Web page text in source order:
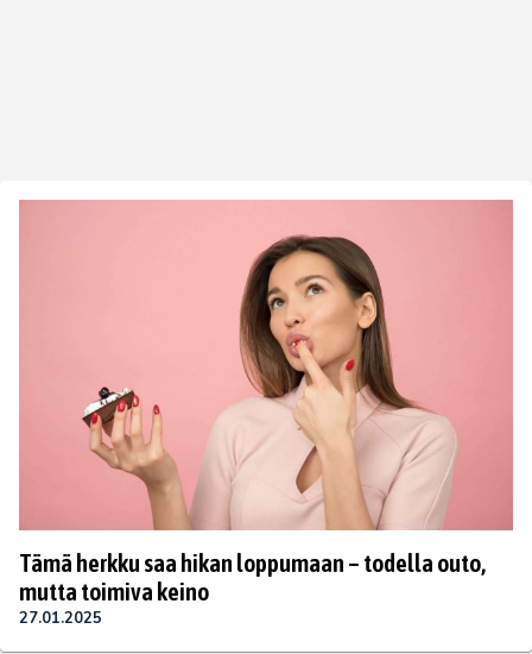
Tämä herkku saa hikan loppumaan – todella outo,
mutta toimiva keino
27.01.2025